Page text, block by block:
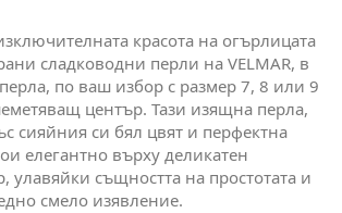
красота на огърлицата
сладководни перли на VELMAR, в
по ваш избор с размер 7, 8 или 9
център. Тази изящна перла,
сияйния си бял цвят и перфектна
елегантно върху деликатен
същността на простотата и
смело изявление.